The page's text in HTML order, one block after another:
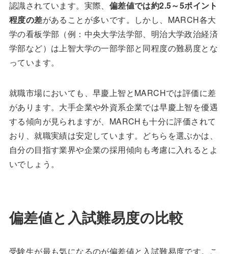
認識されています。実際、 偏差値では約2.5～5ポイント
程度の差があることが多いです。しかし、MARCH各大
学の看板学部（例：中央大学法学部、明治大学政治経済
学部など）は上智大学の一部学部と同程度の難易度とな
っています。
就職市場においても、早慶上智とMARCHでは評価に差
があります。大手企業や外資系企業では早慶上智を優遇
する傾向が見られますが、MARCHも十分に評価されて
おり、就職実績は安定しています。どちらを選ぶかは、
自分の目指す業界や企業の採用傾向も考慮に入れるとよ
いでしょう。
偏差値と入試難易度の比較
受験生が最も気になるのが偏差値と入試難易度です。こ